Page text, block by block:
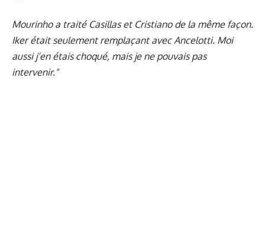
Mourinho a traité Casillas et Cristiano de la même façon.
Iker était seulement remplaçant avec Ancelotti. Moi
aussi j’en étais choqué, mais je ne pouvais pas
intervenir."